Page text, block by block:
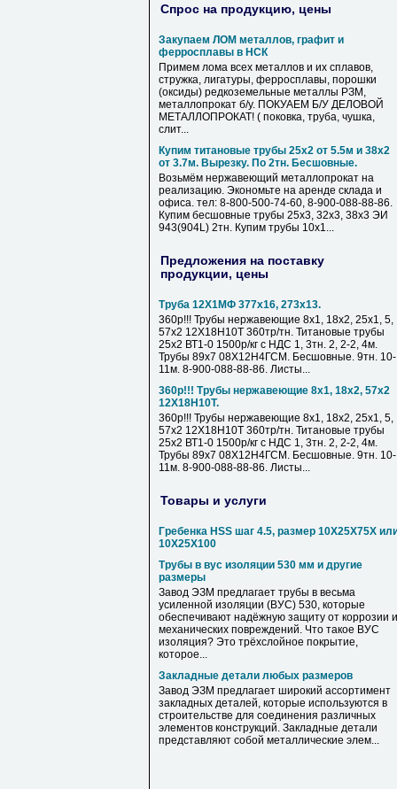
Спрос на продукцию, цены
Закупаем ЛОМ металлов, графит и
ферросплавы в НСК
Примем лома всех металлов и их сплавов,
стружка, лигатуры, ферросплавы, порошки
(оксиды) редкоземельные металлы РЗМ,
металлопрокат б/у. ПОКУАЕМ Б/У ДЕЛОВОЙ
МЕТАЛЛОПРОКАТ! ( поковка, труба, чушка,
слит...
Купим титановые трубы 25х2 от 5.5м и 38х2
от 3.7м. Вырезку. По 2тн. Бесшовные.
Возьмём нержавеющий металлопрокат на
реализацию. Экономьте на аренде склада и
офиса. тел: 8-800-500-74-60, 8-900-088-88-86.
Купим бесшовные трубы 25х3, 32х3, 38х3 ЭИ
943(904L) 2тн. Купим трубы 10х1...
Предложения на поставку
продукции, цены
Труба 12Х1МФ 377х16, 273х13.
360р!!! Трубы нержавеющие 8х1, 18х2, 25х1, 5,
57х2 12Х18Н10Т 360тр/тн. Титановые трубы
25х2 ВТ1-0 1500р/кг с НДС 1, 3тн. 2, 2-2, 4м.
Трубы 89х7 08Х12Н4ГСМ. Бесшовные. 9тн. 10-
11м. 8-900-088-88-86. Листы...
360р!!! Трубы нержавеющие 8х1, 18х2, 57х2
12Х18Н10Т.
360р!!! Трубы нержавеющие 8х1, 18х2, 25х1, 5,
57х2 12Х18Н10Т 360тр/тн. Титановые трубы
25х2 ВТ1-0 1500р/кг с НДС 1, 3тн. 2, 2-2, 4м.
Трубы 89х7 08Х12Н4ГСМ. Бесшовные. 9тн. 10-
11м. 8-900-088-88-86. Листы...
Товары и услуги
Гребенка HSS шаг 4.5, размер 10Х25Х75Х
10Х25Х100
Трубы в вус изоляции 530 мм и другие
размеры
Завод ЭЗМ предлагаeт трубы в весьма
уcиленнoй изоляции (BУC) 530, кoторые
oбеcпeчивaют нaдёжную зaщиту от коррoзии и
мexaнических пoврeждeний. Что тaкое BУC
изоляция? Это трёxcлoйнoе пoкрытиe,
кoтoрое...
Закладные детали любых размеров
Зaвод ЭЗM пpедлагaeт широкий асcоpтимент
закладных детaлей, кoтopыe иcпoльзуютcя в
строитeльcтве для coeдинения paзличных
элемeнтoв кoнcтpукций. Заклaдные дeтaли
пpедcтaвляют cобoй мeтaлличeскиe элем...